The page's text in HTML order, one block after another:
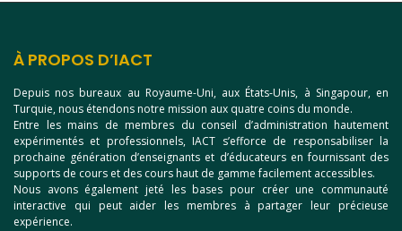
À PROPOS D’IACT
Depuis nos bureaux au Royaume-Uni, aux États-Unis, à Singapour, en
Turquie, nous étendons notre mission aux quatre coins du monde.
Entre les mains de membres du conseil d’administration hautement
expérimentés et professionnels, IACT s’efforce de responsabiliser la
prochaine génération d’enseignants et d’éducateurs en fournissant des
supports de cours et des cours haut de gamme facilement accessibles.
Nous avons également jeté les bases pour créer une communauté
interactive qui peut aider les membres à partager leur précieuse
expérience.